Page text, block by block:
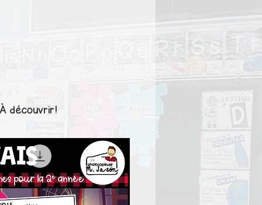
À découvrir!